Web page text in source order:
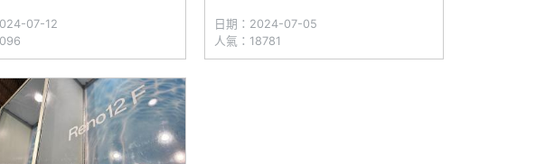
人。OPPO 今日（7/12）更攜手
濯實驗室」打造期間限定的聯名
OPPO 萬拭通」，活動即日
07-12
256GB、12GB + 256GB 兩個版本，建議
售價分別為 11,990、12,990 元，同樣
日期：2024-07-05
人氣：18781